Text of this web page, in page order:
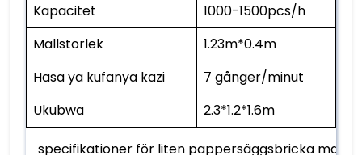
Kapacitet
1000-1500pcs/h
Mallstorlek
1.23m*0.4m
Hasa ya kufanya kazi
7 gånger/minut
Ukubwa
2.3*1.2*1.6m
specifikationer för liten pappersäggsbricka maskin